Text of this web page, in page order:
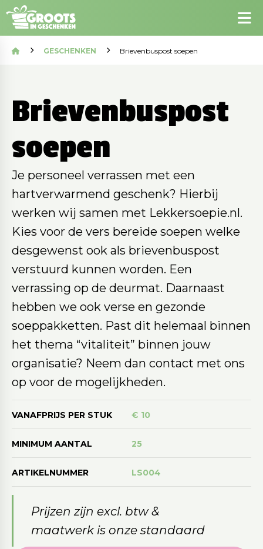
GESCHENKEN Brievenbuspost soepen
Brievenbuspost
soepen
Je personeel verrassen met een
hartverwarmend geschenk? Hierbij
werken wij samen met Lekkersoepie.nl.
Kies voor de vers bereide soepen welke
desgewenst ook als brievenbuspost
verstuurd kunnen worden. Een
verrassing op de deurmat. Daarnaast
hebben we ook verse en gezonde
soeppakketten. Past dit helemaal binnen
het thema “vitaliteit” binnen jouw
organisatie? Neem dan contact met ons
op voor de mogelijkheden.
VANAFPRIJS PER STUK € 10
MINIMUM AANTAL 25
ARTIKELNUMMER LS004
Prijzen zijn excl. btw &
maatwerk is onze standaard